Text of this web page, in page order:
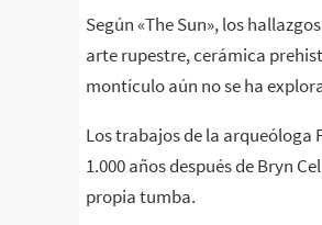
Según «The Sun», los
arte rupestre, cerámica
montículo aún no se ha
Los trabajos de la arqueóloga
1.000 años después de Bryn
propia tumba.